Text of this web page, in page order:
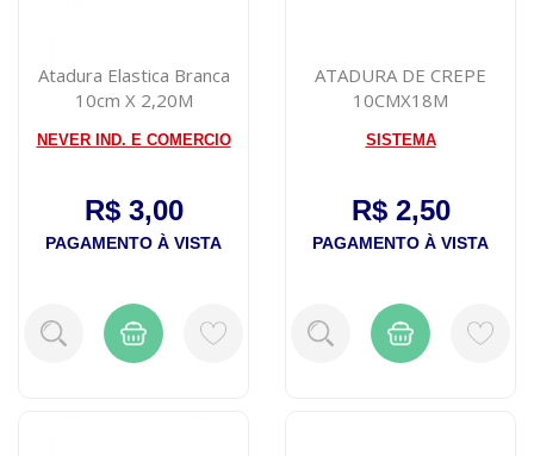
Atadura Elastica Branca
10cm X 2,20M
NEVER IND. E COMERCIO
R$ 3,00
PAGAMENTO À VISTA
ATADURA DE CREPE
10CMX18M
SISTEMA
R$ 2,50
PAGAMENTO À VISTA